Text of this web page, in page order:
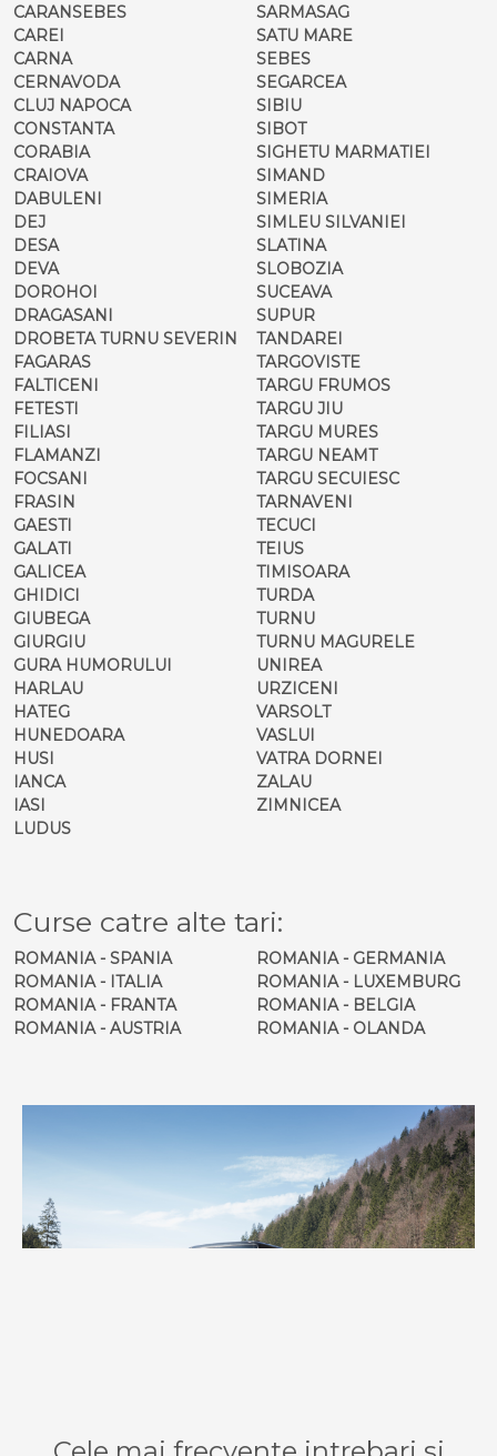
CARANSEBES
CAREI
CARNA
CERNAVODA
CLUJ NAPOCA
CONSTANTA
CORABIA
CRAIOVA
DABULENI
DEJ
DESA
DEVA
DOROHOI
DRAGASANI
DROBETA TURNU SEVERIN
FAGARAS
FALTICENI
FETESTI
FILIASI
FLAMANZI
FOCSANI
FRASIN
GAESTI
GALATI
GALICEA
GHIDICI
GIUBEGA
GIURGIU
GURA HUMORULUI
HARLAU
HATEG
HUNEDOARA
HUSI
IANCA
IASI
LUDUS
SARMASAG
SATU MARE
SEBES
SEGARCEA
SIBIU
SIBOT
SIGHETU MARMATIEI
SIMAND
SIMERIA
SIMLEU SILVANIEI
SLATINA
SLOBOZIA
SUCEAVA
SUPUR
TANDAREI
TARGOVISTE
TARGU FRUMOS
TARGU JIU
TARGU MURES
TARGU NEAMT
TARGU SECUIESC
TARNAVENI
TECUCI
TEIUS
TIMISOARA
TURDA
TURNU
TURNU MAGURELE
UNIREA
URZICENI
VARSOLT
VASLUI
VATRA DORNEI
ZALAU
ZIMNICEA
Curse catre alte tari:
ROMANIA - SPANIA
ROMANIA - ITALIA
ROMANIA - FRANTA
ROMANIA - AUSTRIA
ROMANIA - GERMANIA
ROMANIA - LUXEMBURG
ROMANIA - BELGIA
ROMANIA - OLANDA